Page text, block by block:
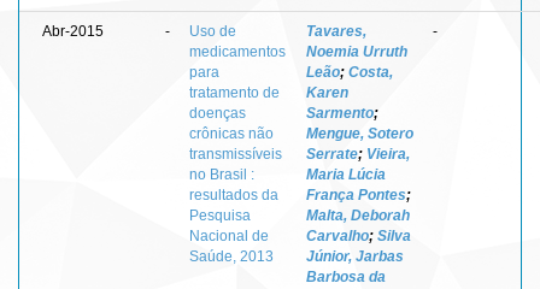
Abr-2015 -
Uso de
medicamentos
para
tratamento de
doenças
crônicas não
transmissíveis
no Brasil :
resultados da
Pesquisa
Nacional de
Saúde, 2013
Tavares,
Noemia Urruth
Leão; Costa,
Karen
Sarmento;
Mengue, Sotero
Serrate; Vieira,
Maria Lúcia
França Pontes;
Malta, Deborah
Carvalho; Silva
Júnior, Jarbas
Barbosa da
-